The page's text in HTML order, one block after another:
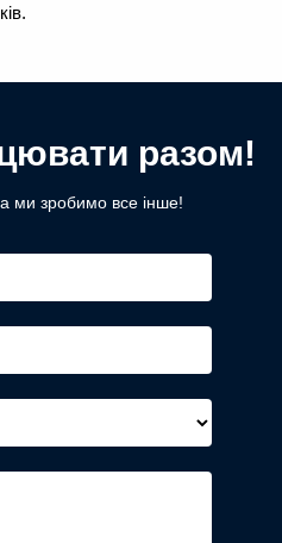
разом!
ми зробимо все інше!